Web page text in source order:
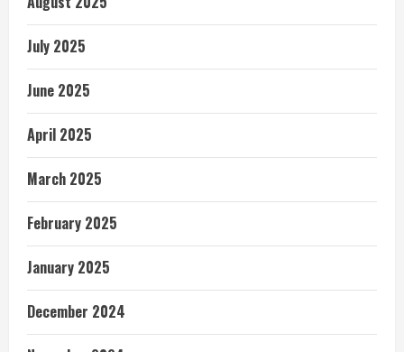
July 2025
June 2025
April 2025
March 2025
February 2025
January 2025
December 2024